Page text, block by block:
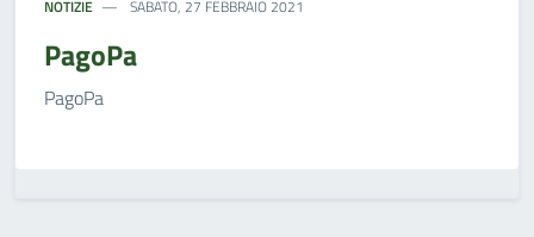
NOTIZIE SABATO, 27 FEBBRAIO 2021
PagoPa
PagoPa